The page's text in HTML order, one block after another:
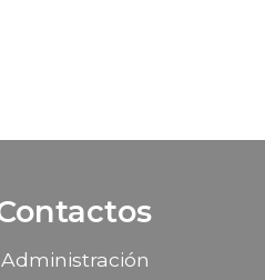
Administración